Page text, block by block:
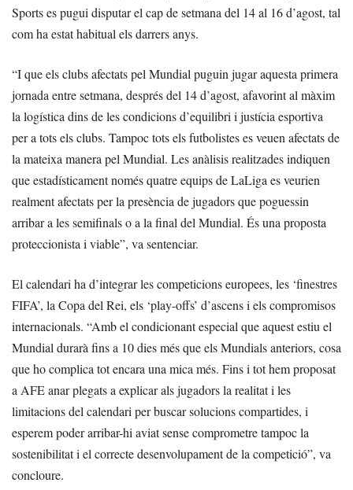
Sports es pugui disputar el cap de setmana del 14 al 16 d’agost, tal
com ha estat habitual els darrers anys.
“I que els clubs afectats pel Mundial puguin jugar aquesta primera
jornada entre setmana, després del 14 d’agost, afavorint al màxim
la logística dins de les condicions d’equilibri i justícia esportiva
per a tots els clubs. Tampoc tots els futbolistes es veuen afectats de
la mateixa manera pel Mundial. Les anàlisis realitzades indiquen
que estadísticament només quatre equips de LaLiga es veurien
realment afectats per la presència de jugadors que poguessin
arribar a les semifinals o a la final del Mundial. És una proposta
proteccionista i viable”, va sentenciar.
El calendari ha d’integrar les competicions europees, les ‘finestres
FIFA’, la Copa del Rei, els ‘play-offs’ d’ascens i els compromisos
internacionals. “Amb el condicionant especial que aquest estiu el
Mundial durarà fins a 10 dies més que els Mundials anteriors, cosa
que ho complica tot encara una mica més. Fins i tot hem proposat
a AFE anar plegats a explicar als jugadors la realitat i les
limitacions del calendari per buscar solucions compartides, i
esperem poder arribar-hi aviat sense comprometre tampoc la
sostenibilitat i el correcte desenvolupament de la competició”, va
concloure.